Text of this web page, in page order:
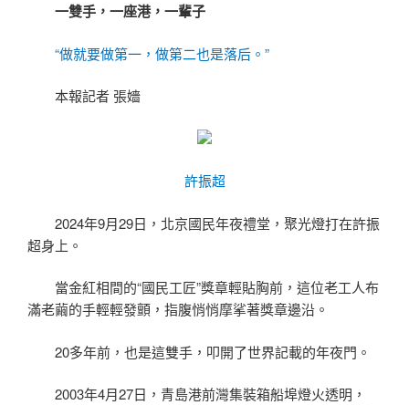
一雙手，一座港，一輩子
“做就要做第一，做第二也是落后。”
本報記者 張嬙
許振超
2024年9月29日，北京國民年夜禮堂，聚光燈打在許振
超身上。
當金紅相間的“國民工匠”獎章輕貼胸前，這位老工人布
滿老繭的手輕輕發顫，指腹悄悄摩挲著獎章邊沿。
20多年前，也是這雙手，叩開了世界記載的年夜門。
2003年4月27日，青島港前灣集裝箱船埠燈火透明，